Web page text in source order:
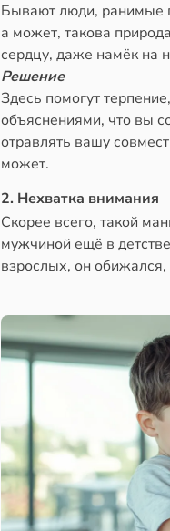
Бывают люди, ранимые
а может, такова
сердцу, даже намёк на
Решение
Здесь помогут
объяснениями, что вы
отравлять вашу
может.
2. Нехватка внимания
Скорее всего, такой
мужчиной ещё в
взрослых, он